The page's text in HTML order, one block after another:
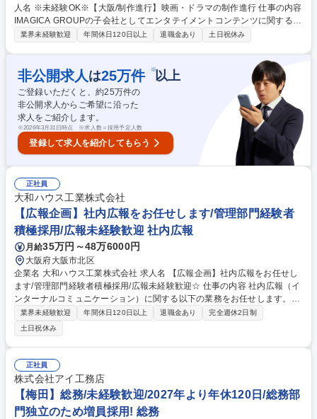
人名 ※未経験OK※【大阪/制作進行】映画・ドラマの制作進行 仕事の内容
IMAGICA GROUPの子会社としてエンタテイメントコンテンツに関する映
像技術サービス事業を展開する当社にて、主に映画、ドラマなどの映像制
円滑に進むよう、制作全体の進行管理とリソース管理等を行います。■プ
ロジェクトの進行管理、タスク管理■プロデューサーのアシスタント業務■
各タスクに必要なリソースの割り当てと最適化（人員配置・機材手配・外
注調整など）■上記ほか付随する業務 募集職種 ※未経験OK※【大阪/制作
進行】映画・ドラマの制作進行
業界未経験歓迎 年間休日120日以上 退職金あり 土日祝休み
非公開求人 は25万件 ※以上
ご登録いただくと、約25万件の
非公開求人からご希望に沿った
求人をご紹介します。
※2026年3月31日時点 ※求人数＝採用予定人数
登録して求人を紹介してもらう
正社員
大和ハウス工業株式会社
【広報企画】社内広報をお任せします/管理部門経験者
積極採用/広報未経験歓迎 社内広報
月給35万円～48万6000円
大阪府大阪市北区
企業名 大和ハウス工業株式会社 求人名 【広報企画】社内広報をお任せし
ます/管理部門経験者積極採用/広報未経験歓迎☆ 仕事の内容 社内広報（イ
ンターナルコミュニケーション）に関する以下の業務をお任せします。社
内へ会社の想いや取り組みを発信し、組織をつなぐ魅力的なポジションで
す。下記業務詳細となります。 ■社内報などの制作会社との連携・ディレ
クション・進行管理(こちらがメイン業務となります。) ■既存の社内広報
ツールにおける企画立案・コンテンツ制作 ■国内でのインナー向け取材対
応■AIを用いた社内広報業務の省力化 ■グループ会社を巻き込んだ新たな
情報発信体制の構築 ■海外グループ会社社員へのエンゲージメント醸成施
策の企画立案・実行 ■社員とのn対nのコミュニケーション機会の企画立
案・実行 募集職種 【広報企画】社内広報をお任せします/管理部門経験者
積極採用/広報未経験歓迎☆
業界未経験歓迎 年間休日120日以上 退職金あり
完全週休2日制
土日祝休み
正社員
株式会社アイ工務店
【梅田】総務/未経験歓迎/2027年より年休120日/総務部
門独立のため増員採用! 総務